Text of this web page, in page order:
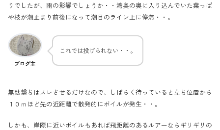
りでしたが、雨の影響でしょうか・・湾奥の奥に入り込んでいた葉っぱ
や枝が潮止まり前後になって潮目のライン上に停滞・・。
ブログ主
これでは投げられない・・。
無駄撃ちはスレさせるだけなので、しばらく待っていると立ち位置から
１０ｍほど先の近距離で散発的にボイルが発生・・。
しかも、岸際に近いボイルもあれば飛距離のあるルアーならギリギリの